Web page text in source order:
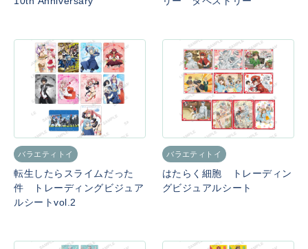
バラエティトイ
転生したらスライムだった
件 トレーディングビジュア
ルシートvol.2
バラエティトイ
はたらく細胞 トレーディン
グビジュアルシート